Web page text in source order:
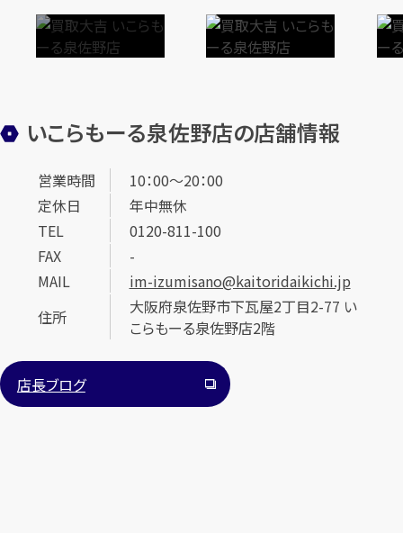
いこらもーる泉佐野店の店舗情報
営業時間
10：00～20：00
定休日
年中無休
TEL
0120-811-100
FAX
-
MAIL
im-izumisano@kaitoridaikichi.jp
住所
大阪府泉佐野市下瓦屋2丁目2-77 い
こらもーる泉佐野店2階
店長ブログ